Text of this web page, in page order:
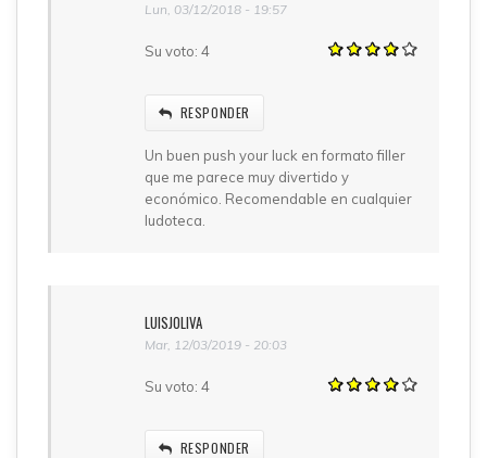
Lun, 03/12/2018 - 19:57
Su voto: 4
RESPONDER
Un buen push your luck en formato filler
que me parece muy divertido y
económico. Recomendable en cualquier
ludoteca.
LUISJOLIVA
Mar, 12/03/2019 - 20:03
Su voto: 4
RESPONDER